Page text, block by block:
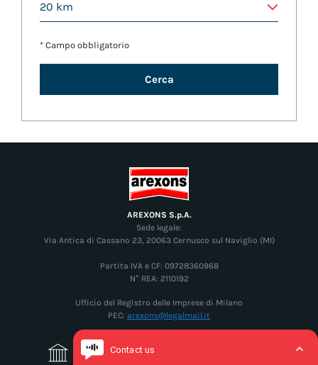
* Campo obbligatorio
Cerca
AREXONS S.p.A.
Sede legale:
Via Antica di Cassano 23, 20063 Cernusco sul Naviglio (MI)
Partita IVA e CF: 09728360968
N° REA: 2110192
Ufficio del Registro delle Imprese di Milano
PEC: arexons@legalmail.it
Governance
Leggi di più